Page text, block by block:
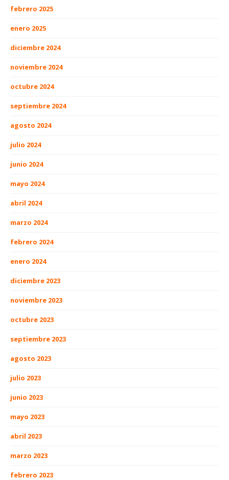
febrero 2025
enero 2025
diciembre 2024
noviembre 2024
octubre 2024
septiembre 2024
agosto 2024
julio 2024
junio 2024
mayo 2024
abril 2024
marzo 2024
febrero 2024
enero 2024
diciembre 2023
noviembre 2023
octubre 2023
septiembre 2023
agosto 2023
julio 2023
junio 2023
mayo 2023
abril 2023
marzo 2023
febrero 2023